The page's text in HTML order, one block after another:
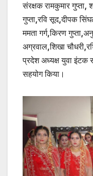
संरक्षक रामकुमार
गुप्ता,रवि सूद,दीपक
ममता गर्ग,किरण
अग्रवाल,शिखा
प्रदेश अध्यक्ष युवा इंटक
सहयोग किया।